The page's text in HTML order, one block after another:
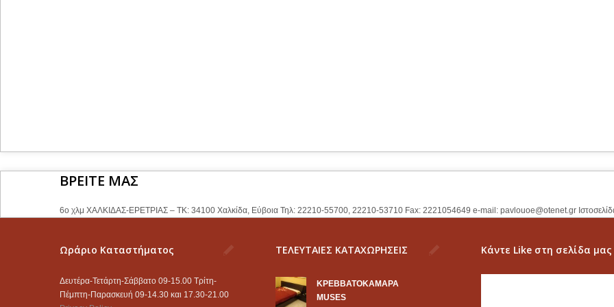
ΒΡΕΙΤΕ ΜΑΣ
6ο χλμ ΧΑΛΚΙΔΑΣ-ΕΡΕΤΡΙΑΣ – ΤΚ: 34100 Χαλκίδα, Εύβοια Τηλ: 22210-55700, 22210-53710 Fax: 2221054649 e-mail: pavlouoe@otenet.gr
Ωράριο Καταστήματος
Δευτέρα-Τετάρτη-Σάββατο 09-15.00 Τρίτη-
Πέμπτη-Παρασκευή 09-14.30 και 17.30-21.00
ΤΕΛΕΥΤΑΙΕΣ ΚΑΤΑΧΩΡΗΣΕΙΣ
KΡΕΒΒΑΤΟΚΑΜΑΡΑ
MUSES
Κάντε Like στη σελίδα μας